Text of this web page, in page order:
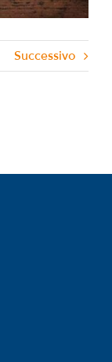
Successivo